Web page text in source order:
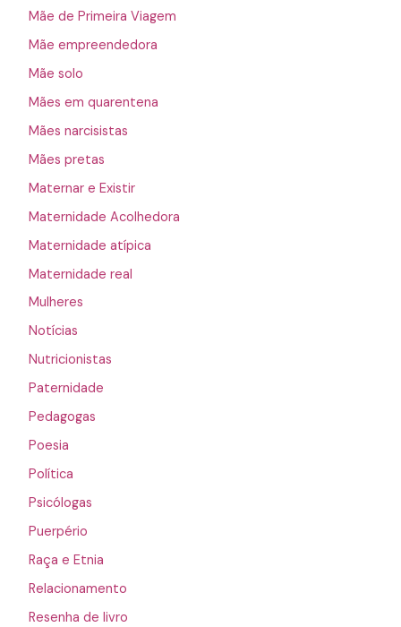
Mãe de Primeira Viagem
Mãe empreendedora
Mãe solo
Mães em quarentena
Mães narcisistas
Mães pretas
Maternar e Existir
Maternidade Acolhedora
Maternidade atípica
Maternidade real
Mulheres
Notícias
Nutricionistas
Paternidade
Pedagogas
Poesia
Política
Psicólogas
Puerpério
Raça e Etnia
Relacionamento
Resenha de livro